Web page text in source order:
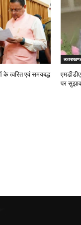
त्वरित एवं समयबद्ध
पर